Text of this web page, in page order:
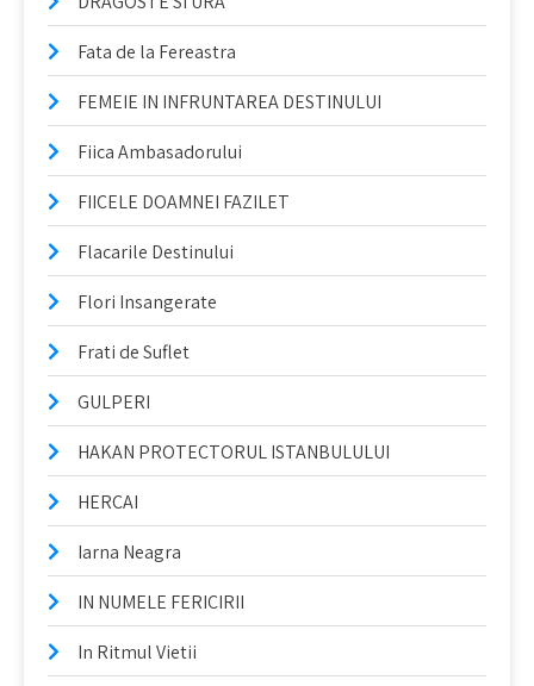
Fata de la Fereastra
FEMEIE IN INFRUNTAREA DESTINULUI
Fiica Ambasadorului
FIICELE DOAMNEI FAZILET
Flacarile Destinului
Flori Insangerate
Frati de Suflet
GULPERI
HAKAN PROTECTORUL ISTANBULULUI
HERCAI
Iarna Neagra
IN NUMELE FERICIRII
In Ritmul Vietii